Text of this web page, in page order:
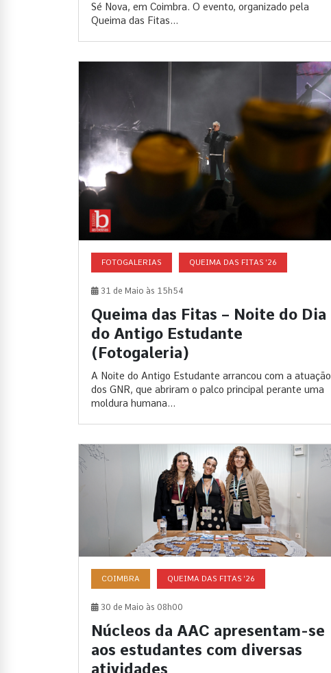
Sé Nova, em Coimbra. O evento, organizado pela
Queima das Fitas...
FOTOGALERIAS QUEIMA DAS FITAS '26
31 de Maio às 15h54
Queima das Fitas – Noite do Dia
do Antigo Estudante
(Fotogaleria)
A Noite do Antigo Estudante arrancou com a atuação
dos GNR, que abriram o palco principal perante uma
moldura humana...
COIMBRA QUEIMA DAS FITAS '26
30 de Maio às 08h00
Núcleos da AAC apresentam-se
aos estudantes com diversas
atividades